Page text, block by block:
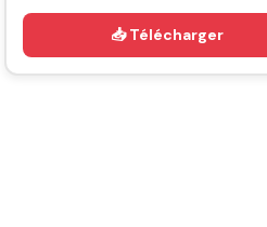
📥 Télécharger